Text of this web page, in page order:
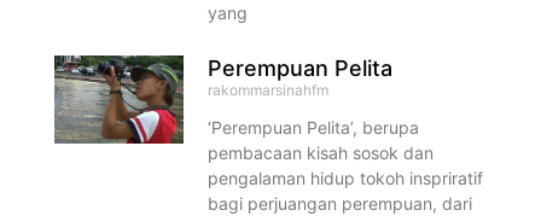
yang
Perempuan Pelita
rakommarsinahfm
‘Perempuan Pelita’, berupa
pembacaan kisah sosok dan
pengalaman hidup tokoh inspriratif
bagi perjuangan perempuan, dari